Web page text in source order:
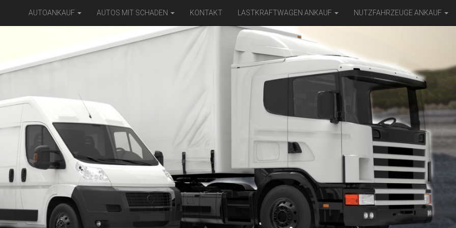
AUTOANKAUF AUTOS MIT SCHADEN KONTAKT LASTKRAFTWAGEN ANKAUF NUTZFAHRZEUGE ANKAUF